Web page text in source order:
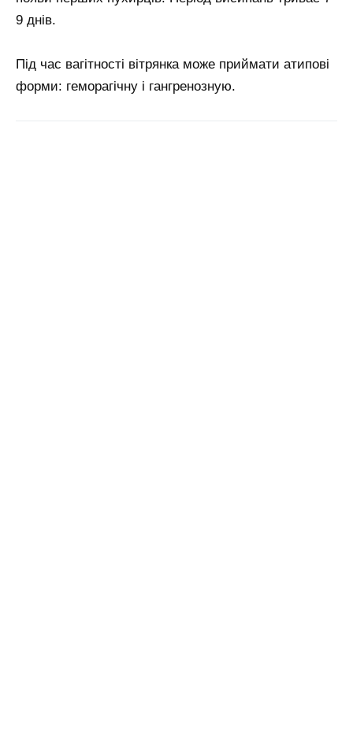
9 днів.
Під час вагітності вітрянка може приймати атипові
форми: геморагічну і гангренозную.